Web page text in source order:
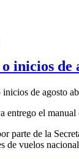
inicios
entrego el
parte de la
de vuelos